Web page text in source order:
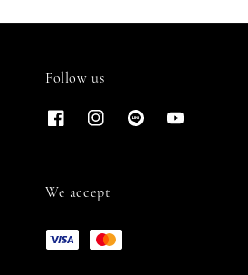
Follow us
We accept